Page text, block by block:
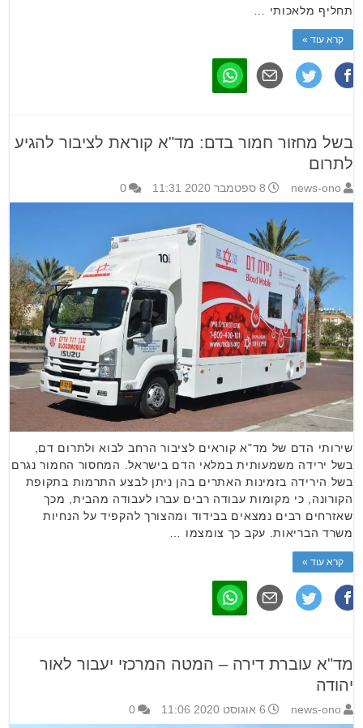
תחליף מלאכותי …
קרא עוד »
בשל מחזור חמור בדם: מד"א קוראת לציבור להגיע
לתרום
news-ono 8 ספטמבר 2020 11:31 0
שירותי הדם של מד"א קוראים לציבור הרחב לבוא ולתרום דם,
בשל ירידה משמעותית במלאי הדם בישראל. המחסור החמור נגרם
בשל הירידה בזמינות האתרים בהן ניתן לבצע התרמות בתקופת
הקורונה, כי מקומות עבודה רבים עברו לעבודה מהבית, מכך
שאזרחים רבים נמצאים בבידוד ומהצורך להקפיד על הנחיות
משרד הבריאות. עקב כך צומצמו …
קרא עוד »
מד"א עוברת דירה – המטה המרכזי יעבור לאור
יהודה
news-ono 6 אוגוסט 2020 11:06 0